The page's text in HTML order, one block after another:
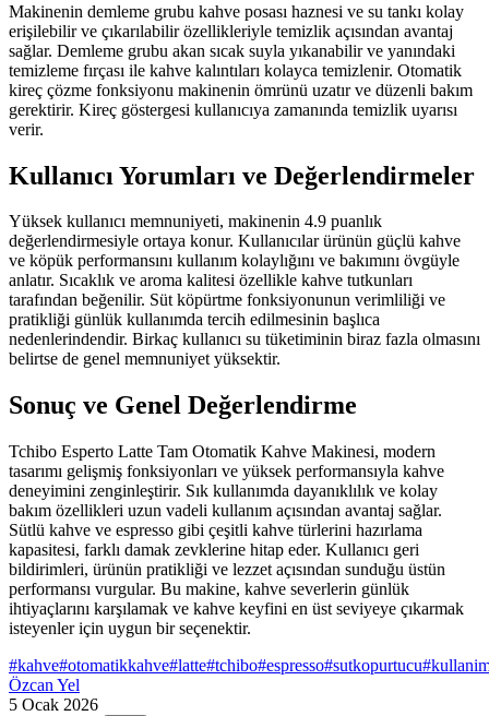
Makinenin demleme grubu kahve posası haznesi ve su tankı kolay
erişilebilir ve çıkarılabilir özellikleriyle temizlik açısından avantaj
sağlar. Demleme grubu akan sıcak suyla yıkanabilir ve yanındaki
temizleme fırçası ile kahve kalıntıları kolayca temizlenir. Otomatik
kireç çözme fonksiyonu makinenin ömrünü uzatır ve düzenli bakım
gerektirir. Kireç göstergesi kullanıcıya zamanında temizlik uyarısı
verir.
Kullanıcı Yorumları ve Değerlendirmeler
Yüksek kullanıcı memnuniyeti, makinenin 4.9 puanlık
değerlendirmesiyle ortaya konur. Kullanıcılar ürünün güçlü kahve
ve köpük performansını kullanım kolaylığını ve bakımını övgüyle
anlatır. Sıcaklık ve aroma kalitesi özellikle kahve tutkunları
tarafından beğenilir. Süt köpürtme fonksiyonunun verimliliği ve
pratikliği günlük kullanımda tercih edilmesinin başlıca
nedenlerindendir. Birkaç kullanıcı su tüketiminin biraz fazla olmasını
belirtse de genel memnuniyet yüksektir.
Sonuç ve Genel Değerlendirme
Tchibo Esperto Latte Tam Otomatik Kahve Makinesi, modern
tasarımı gelişmiş fonksiyonları ve yüksek performansıyla kahve
deneyimini zenginleştirir. Sık kullanımda dayanıklılık ve kolay
bakım özellikleri uzun vadeli kullanım açısından avantaj sağlar.
Sütlü kahve ve espresso gibi çeşitli kahve türlerini hazırlama
kapasitesi, farklı damak zevklerine hitap eder. Kullanıcı geri
bildirimleri, ürünün pratikliği ve lezzet açısından sunduğu üstün
performansı vurgular. Bu makine, kahve severlerin günlük
ihtiyaçlarını karşılamak ve kahve keyfini en üst seviyeye çıkarmak
isteyenler için uygun bir seçenektir.
#kahve#otomatikkahve#latte#tchibo#espresso#sutkopurtucu#
Özcan Yel
5 Ocak 2026